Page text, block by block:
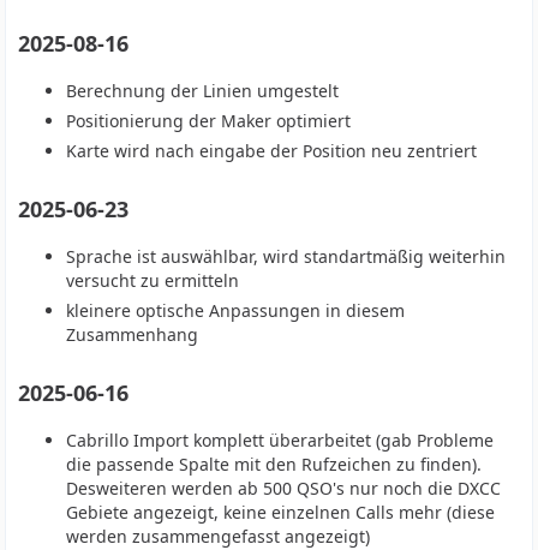
2025-08-16
Berechnung der Linien umgestelt
Positionierung der Maker optimiert
Karte wird nach eingabe der Position neu zentriert
2025-06-23
Sprache ist auswählbar, wird standartmäßig weiterhin
versucht zu ermitteln
kleinere optische Anpassungen in diesem
Zusammenhang
2025-06-16
Cabrillo Import komplett überarbeitet (gab Probleme
die passende Spalte mit den Rufzeichen zu finden).
Desweiteren werden ab 500 QSO's nur noch die DXCC
Gebiete angezeigt, keine einzelnen Calls mehr (diese
werden zusammengefasst angezeigt)